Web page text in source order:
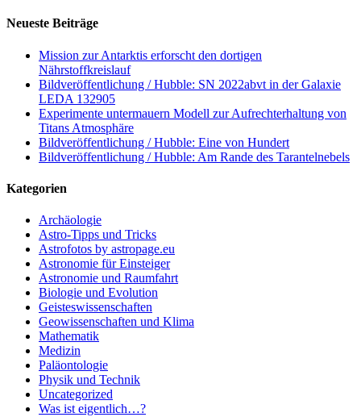
Neueste Beiträge
Mission zur Antarktis erforscht den dortigen
Nährstoffkreislauf
Bildveröffentlichung / Hubble: SN 2022abvt in der Galaxie
LEDA 132905
Experimente untermauern Modell zur Aufrechterhaltung von
Titans Atmosphäre
Bildveröffentlichung / Hubble: Eine von Hundert
Bildveröffentlichung / Hubble: Am Rande des Tarantelnebels
Kategorien
Archäologie
Astro-Tipps und Tricks
Astrofotos by astropage.eu
Astronomie für Einsteiger
Astronomie und Raumfahrt
Biologie und Evolution
Geisteswissenschaften
Geowissenschaften und Klima
Mathematik
Medizin
Paläontologie
Physik und Technik
Uncategorized
Was ist eigentlich…?